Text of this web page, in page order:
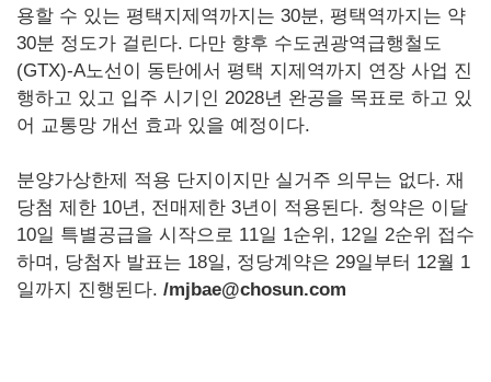
용할 수 있는 평택지제역까지는 30분, 평택역까지는 약
30분 정도가 걸린다. 다만 향후 수도권광역급행철도
(GTX)-A노선이 동탄에서 평택 지제역까지 연장 사업 진
행하고 있고 입주 시기인 2028년 완공을 목표로 하고 있
어 교통망 개선 효과 있을 예정이다.
분양가상한제 적용 단지이지만 실거주 의무는 없다. 재
당첨 제한 10년, 전매제한 3년이 적용된다. 청약은 이달
10일 특별공급을 시작으로 11일 1순위, 12일 2순위 접수
하며, 당첨자 발표는 18일, 정당계약은 29일부터 12월 1
일까지 진행된다. /mjbae@chosun.com